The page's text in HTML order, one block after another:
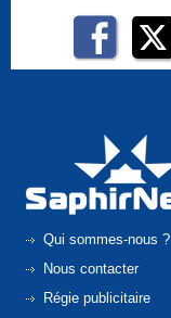
Qui sommes-nous ?
Nous contacter
Régie publicitaire